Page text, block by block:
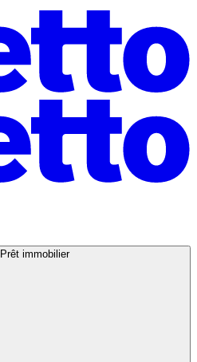
Prêt immobilier